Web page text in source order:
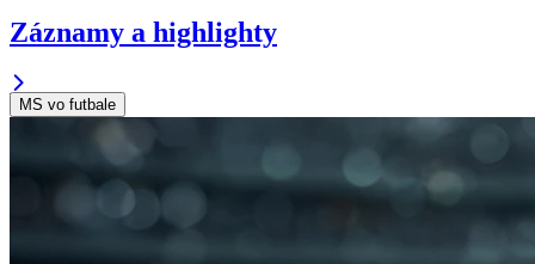
Záznamy a highlighty
MS vo futbale